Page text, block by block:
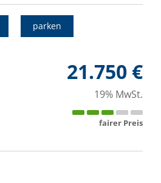
parken
21.750 €
19% MwSt.
fairer Preis